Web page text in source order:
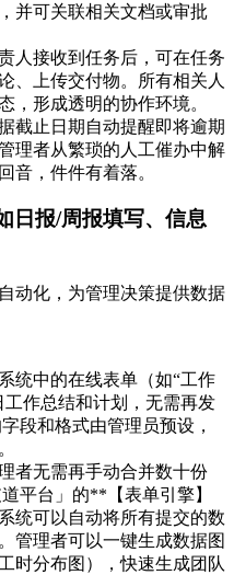
并可关联相关文档或审批
人接收到任务后，可在任务
、上传交付物。所有相关人
，形成透明的协作环境。
截止日期自动提醒即将逾期
理者从繁琐的人工催办中解
音，件件有着落。
日报/周报填写、信息
动化，为管理决策提供数据
统中的在线表单（如“工作
工作总结和计划，无需再发
段和格式由管理员预设，
者无需再手动合并数十份
平台」的**【表单引擎】
统可以自动将所有提交的数
管理者可以一键生成数据图
时分布图），快速生成团队